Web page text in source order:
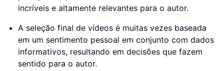
incríveis e altamente relevantes para o autor.
A seleção final de vídeos é muitas vezes baseada
em um sentimento pessoal em conjunto com dados
informativos, resultando em decisões que fazem
sentido para o autor.